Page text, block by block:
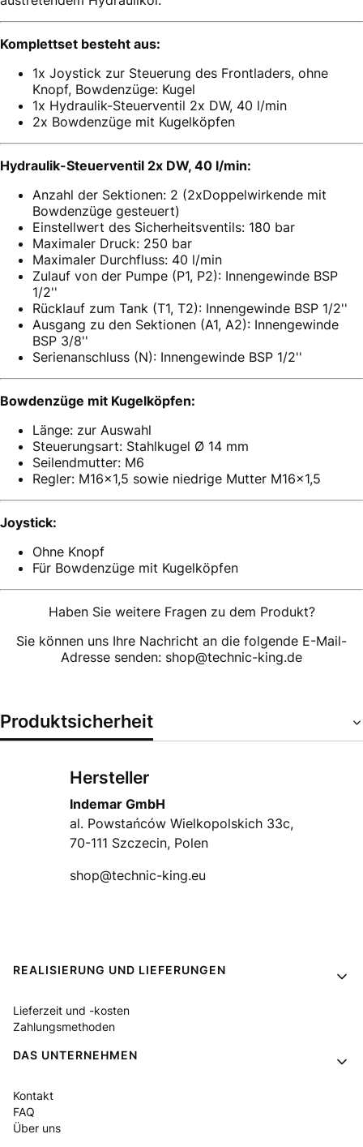
Komplettset besteht aus:
1x Joystick zur Steuerung des Frontladers, ohne
Knopf, Bowdenzüge: Kugel
1x Hydraulik-Steuerventil 2x DW, 40 l/min
2x Bowdenzüge mit Kugelköpfen
Hydraulik-Steuerventil 2x DW, 40 l/min:
Anzahl der Sektionen: 2 (2xDoppelwirkende mit
Bowdenzüge gesteuert)
Einstellwert des Sicherheitsventils: 180 bar
Maximaler Druck: 250 bar
Maximaler Durchfluss: 40 l/min
Zulauf von der Pumpe (P1, P2): Innengewinde BSP
1/2''
Rücklauf zum Tank (T1, T2): Innengewinde BSP 1/2''
Ausgang zu den Sektionen (A1, A2): Innengewinde
BSP 3/8''
Serienanschluss (N): Innengewinde BSP 1/2''
Bowdenzüge mit Kugelköpfen:
Länge: zur Auswahl
Steuerungsart: Stahlkugel Ø 14 mm
Seilendmutter: M6
Regler: M16x1,5 sowie niedrige Mutter M16x1,5
Joystick:
Ohne Knopf
Für Bowdenzüge mit Kugelköpfen
Haben Sie weitere Fragen zu dem Produkt?
Sie können uns Ihre Nachricht an die folgende E-Mail-
Adresse senden: shop@technic-king.de
Produktsicherheit
Hersteller
Indemar GmbH
al. Powstańców Wielkopolskich 33c,
70-111 Szczecin, Polen
shop@technic-king.eu
Fußzeilenmenü
REALISIERUNG UND LIEFERUNGEN
Lieferzeit und -kosten
Zahlungsmethoden
DAS UNTERNEHMEN
Kontakt
FAQ
Über uns